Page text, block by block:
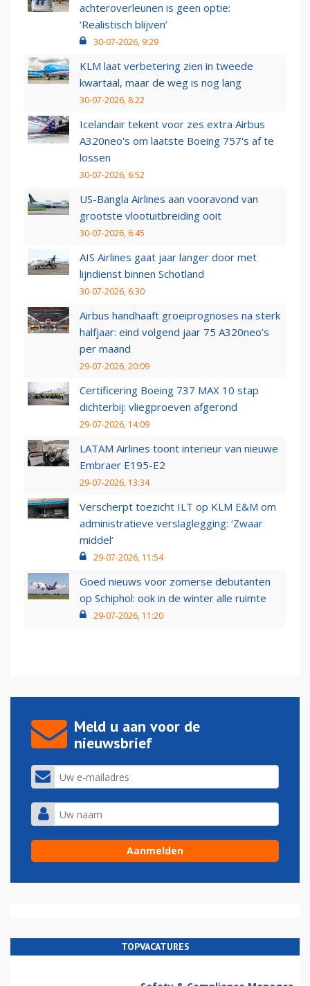
achteroverleunen is geen optie:
‘Realistisch blijven’
30-07-2026, 9:29
KLM laat verbetering zien in tweede
kwartaal, maar de weg is nog lang
30-07-2026, 8:22
Icelandair tekent voor zes extra Airbus
A320neo's om laatste Boeing 757's af te
lossen
30-07-2026, 6:52
US-Bangla Airlines aan vooravond van
grootste vlootuitbreiding ooit
30-07-2026, 6:45
AIS Airlines gaat jaar langer door met
lijndienst binnen Schotland
30-07-2026, 6:30
Airbus handhaaft groeiprognoses na sterk
halfjaar: eind volgend jaar 75 A320neo’s
per maand
29-07-2026, 20:09
Certificering Boeing 737 MAX 10 stap
dichterbij: vliegproeven afgerond
29-07-2026, 14:09
LATAM Airlines toont interieur van nieuwe
Embraer E195-E2
29-07-2026, 13:34
Verscherpt toezicht ILT op KLM E&M om
administratieve verslaglegging: ‘Zwaar
middel’
29-07-2026, 11:54
Goed nieuws voor zomerse debutanten
op Schiphol: ook in de winter alle ruimte
29-07-2026, 11:20
Meld u aan voor de
nieuwsbrief
TOPVACATURES